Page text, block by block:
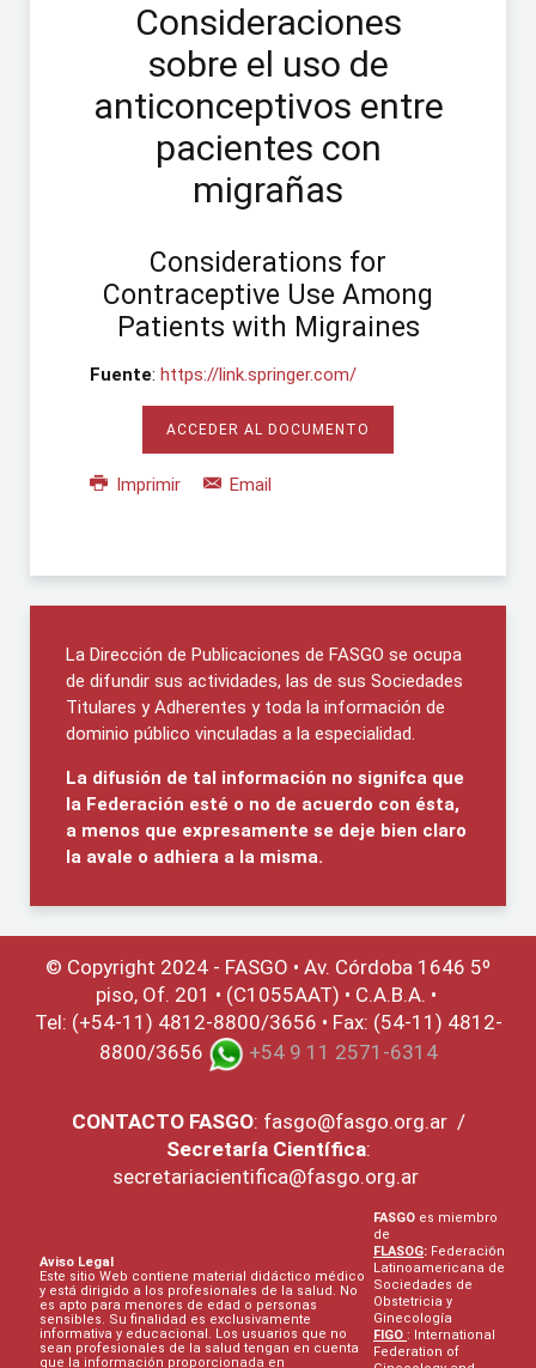
Consideraciones
sobre el uso de
anticonceptivos entre
pacientes con
migrañas
Considerations for
Contraceptive Use Among
Patients with Migraines
Fuente: https://link.springer.com/
ACCEDER AL DOCUMENTO
Imprimir Email
La Dirección de Publicaciones de FASGO se ocupa
de difundir sus actividades, las de sus Sociedades
Titulares y Adherentes y toda la información de
dominio público vinculadas a la especialidad.
La difusión de tal información no signifca que
la Federación esté o no de acuerdo con ésta,
a menos que expresamente se deje bien claro
la avale o adhiera a la misma.
© Copyright 2024 - FASGO • Av. Córdoba 1646 5º
piso, Of. 201 • (C1055AAT) • C.A.B.A. •
Tel: (+54-11) 4812-8800/3656 • Fax: (54-11) 4812-
8800/3656
+54 9 11 2571-6314
CONTACTO FASGO: fasgo@fasgo.org.ar/
Secretaría Científica:
secretariacientifica@fasgo.org.ar
Aviso Legal
Este sitio Web contiene material didáctico médico
y está dirigido a los profesionales de la salud. No
es apto para menores de edad o personas
sensibles. Su finalidad es exclusivamente
informativa y educacional. Los usuarios que no
sean profesionales de la salud tengan en cuenta
que la información proporcionada en
FASGO es miembro
de
FLASOG: Federación
Latinoamericana de
Sociedades de
Obstetricia y
Ginecología
FIGO : International
Federation of